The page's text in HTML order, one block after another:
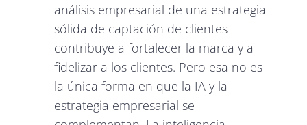
análisis empresarial de una estrategia
sólida de captación de clientes
contribuye a fortalecer la marca y a
fidelizar a los clientes. Pero esa no es
la única forma en que la IA y la
estrategia empresarial se